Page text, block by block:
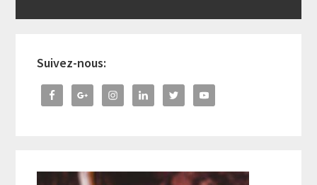
Suivez-nous: